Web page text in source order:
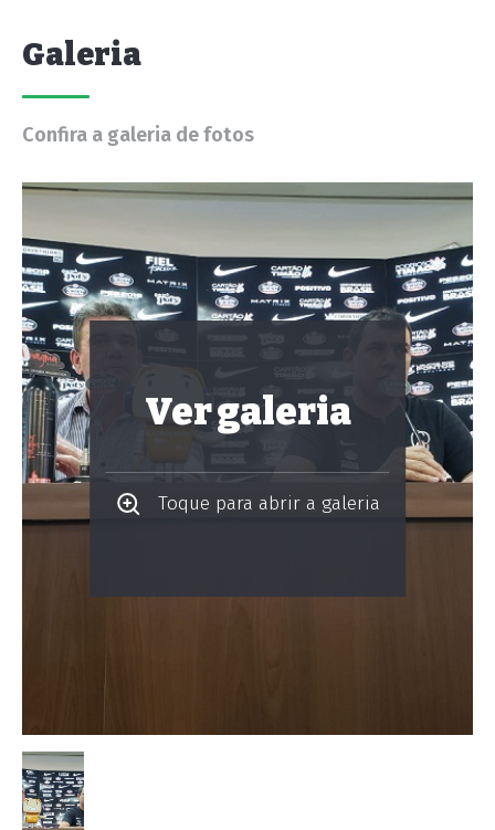
Galeria
Confira a galeria de fotos
Ver galeria
Toque para abrir a galeria